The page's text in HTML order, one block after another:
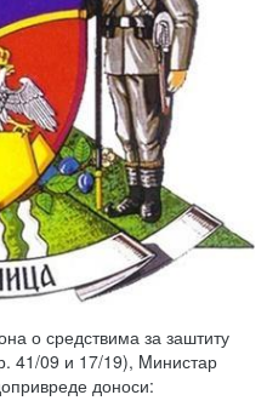
о средствима за заштиту
41/09 и 17/19), Mинистар
доноси: